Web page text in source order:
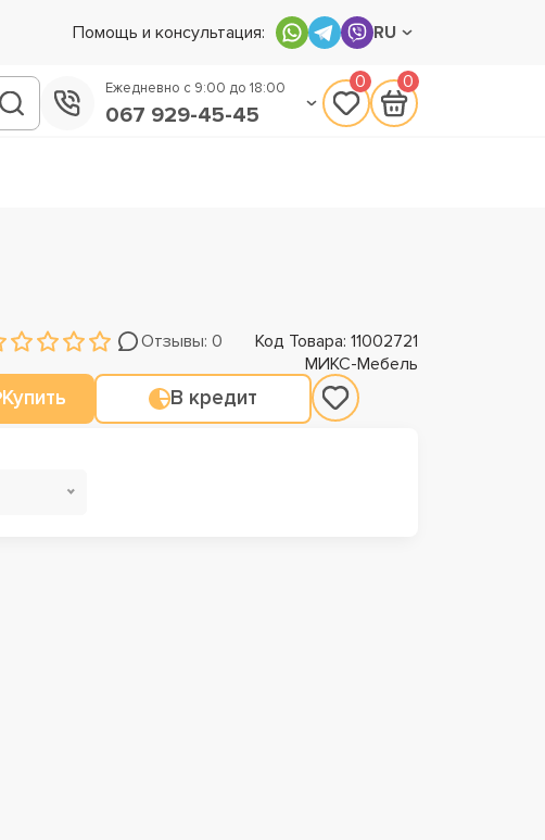
Помощь и консультация: RU
Ежедневно с 9:00 до 18:00
067 929-45-45
0 0
Отзывы: 0 Код Товара: 11002721
МИКС-Мебель
Купить В кредит